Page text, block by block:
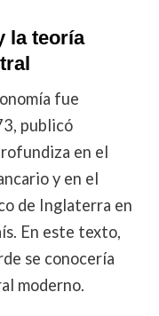
la teoría
fue
publicó
en el
y en el
de Inglaterra en
En este texto,
se conocería
moderno.